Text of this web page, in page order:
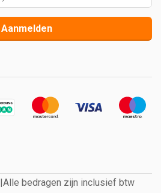
Aanmelden
|Alle bedragen zijn inclusief btw